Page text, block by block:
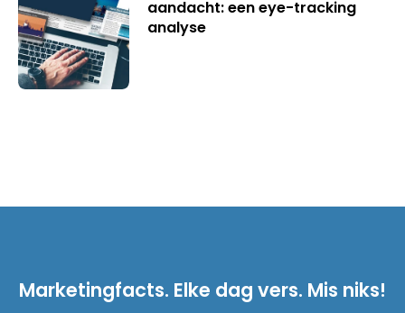
aandacht: een eye-tracking
analyse
Marketingfacts. Elke dag vers. Mis niks!